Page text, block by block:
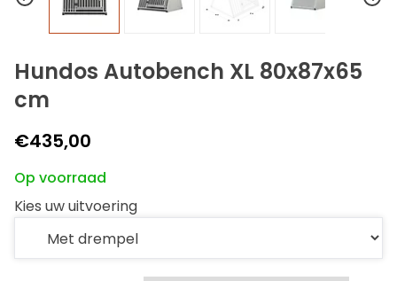
Hundos Autobench XL 80x87x65
cm
€435,00
Op voorraad
Kies uw uitvoering